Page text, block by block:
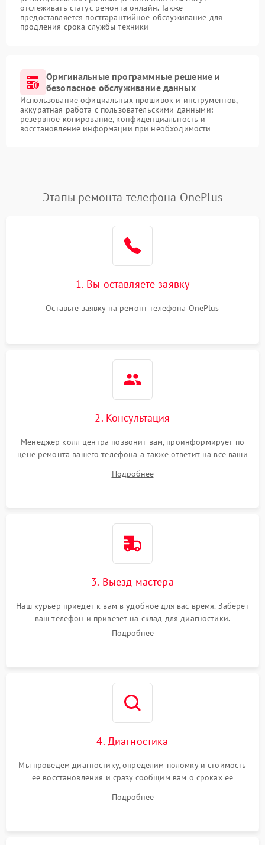
отслеживать статус ремонта онлайн. Также
предоставляется постгарантийное обслуживание для
продления срока службы техники
Оригинальные программные решение и
безопасное обслуживание данных
Использование официальных прошивок и инструментов,
аккуратная работа с пользовательскими данными:
резервное копирование, конфиденциальность и
восстановление информации при необходимости
Этапы ремонта телефона OnePlus
1. Вы оставляете заявку
Оставьте заявку на ремонт телефона OnePlus
2. Консультация
Менеджер колл центра позвонит вам, проинформирует по
цене ремонта вашего телефона а также ответит на все ваши
Подробнее
3. Выезд мастера
Наш курьер приедет к вам в удобное для вас время. Заберет
ваш телефон и привезет на склад для диагностики.
Подробнее
4. Диагностика
Мы проведем диагностику, определим поломку и стоимость
ее восстановления и сразу сообщим вам о сроках ее
Подробнее